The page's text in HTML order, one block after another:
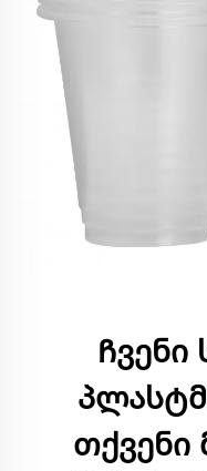
Ჩვენი
თქვენი